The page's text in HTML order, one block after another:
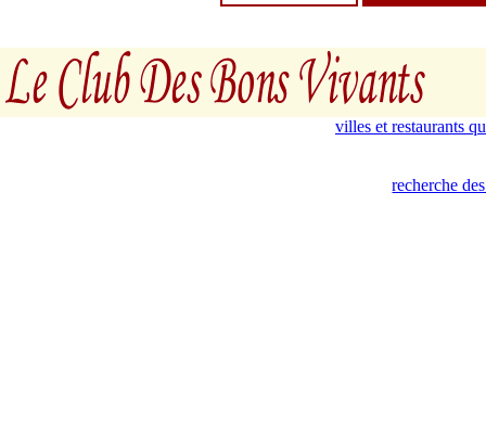
villes et restaurants
recherche